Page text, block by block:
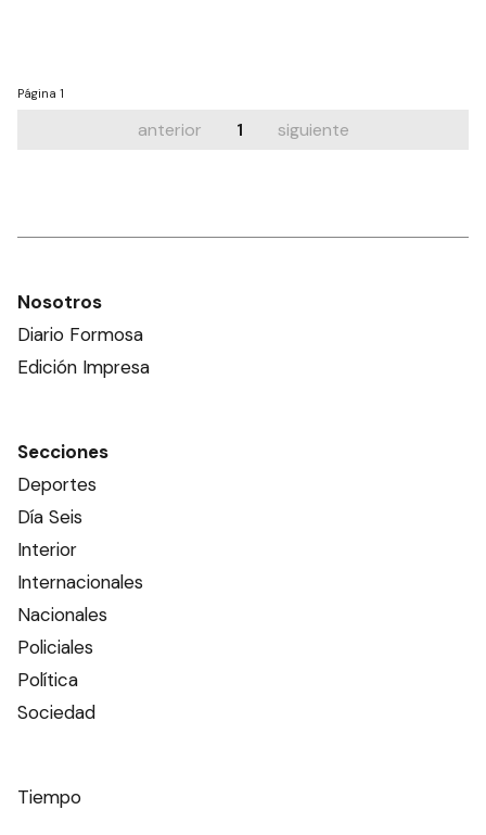
Página 1
anterior 1 siguiente
Nosotros
Diario Formosa
Edición Impresa
Secciones
Deportes
Día Seis
Interior
Internacionales
Nacionales
Policiales
Política
Sociedad
Tiempo